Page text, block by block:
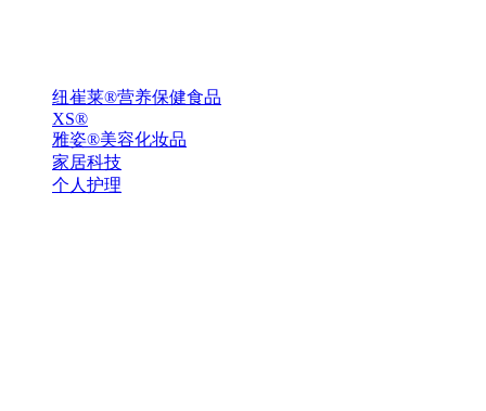
纽崔莱®营养保健食品
XS®
雅姿®美容化妆品
家居科技
个人护理